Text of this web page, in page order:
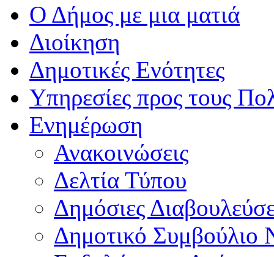
Ο Δήμος με μια ματιά
Διοίκηση
Δημοτικές Ενότητες
Υπηρεσίες προς τους
Ενημέρωση
Ανακοινώσεις
Δελτία Τύπου
Δημόσιες
Δημοτικό Συμβούλιο